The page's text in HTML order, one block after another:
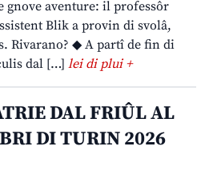
gnove aventure: il professôr
Blik a provin di svolâ,
Rivarano? ◆ A partî de fin di
dal […] lei di plui +
DAL FRIÛL AL
DI TURIN 2026